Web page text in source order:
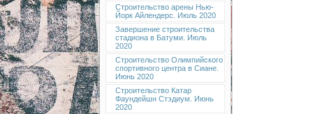
Строительство арены Нью-
Йорк Айлендерс. Июль 2020
Завершение строительства
стадиона в Батуми. Июль
2020
Строительство Олимпийского
спортивного центра в Сиане.
Июнь 2020
Строительство Катар
Фаундейшн Стэдиум. Июнь
2020